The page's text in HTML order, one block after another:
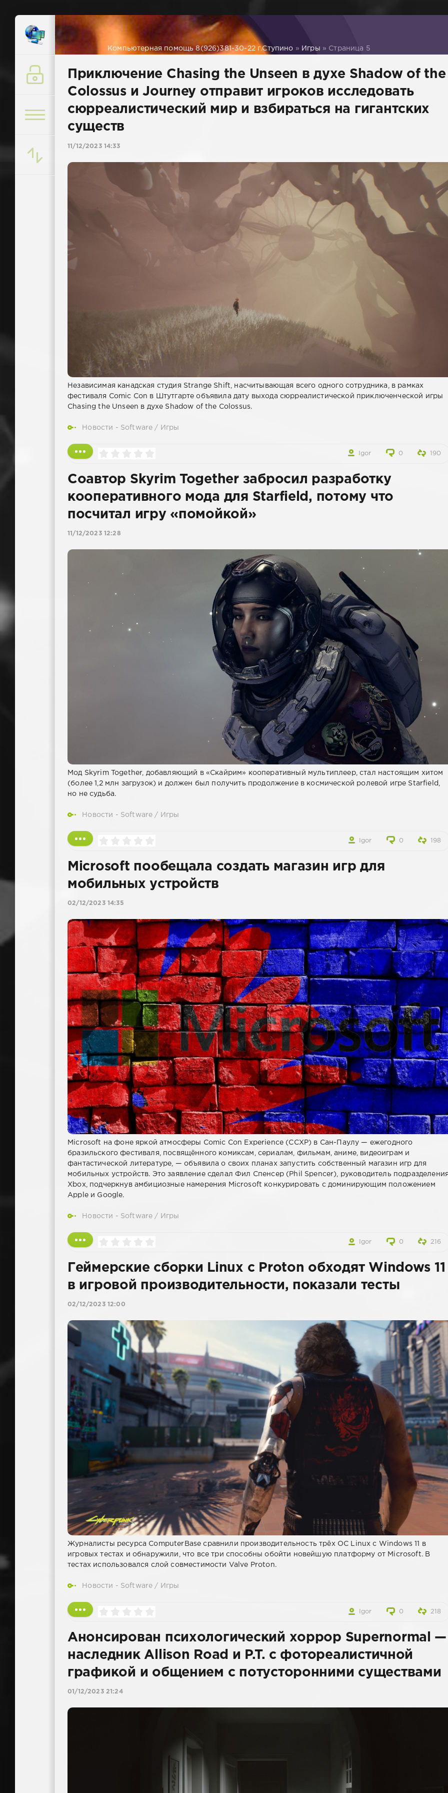
Компьютерная помощь 8(926)381-30-22 г.Ступино » Игры » Страница 5
Приключение Chasing the Unseen в духе Shadow of the
Colossus и Journey отправит игроков исследовать
сюрреалистический мир и взбираться на гигантских
существ
11/12/2023 14:33
Независимая канадская студия Strange Shift, насчитывающая всего одного сотрудника, в рамках
фестиваля Comic Con в Штутгарте объявила дату выхода сюрреалистической приключенческой игры
Chasing the Unseen в духе Shadow of the Colossus.
Новости - Software / Игры
Igor 0 190
Соавтор Skyrim Together забросил разработку
кооперативного мода для Starfield, потому что
посчитал игру «помойкой»
11/12/2023 12:28
Мод Skyrim Together, добавляющий в «Скайрим» кооперативный мультиплеер, стал настоящим хитом
(более 1,2 млн загрузок) и должен был получить продолжение в космической ролевой игре Starfield,
но не судьба.
Новости - Software / Игры
Igor 0 198
Microsoft пообещала создать магазин игр для
мобильных устройств
02/12/2023 14:35
Microsoft на фоне яркой атмосферы Comic Con Experience (CCXP) в Сан-Паулу — ежегодного
бразильского фестиваля, посвящённого комиксам, сериалам, фильмам, аниме, видеоиграм и
фантастической литературе, — объявила о своих планах запустить собственный магазин игр для
мобильных устройств. Это заявление сделал Фил Спенсер (Phil Spencer), руководитель
Xbox, подчеркнув амбициозные намерения Microsoft конкурировать с доминирующим положением
Apple и Google.
Новости - Software / Игры
Igor 0 216
Геймерские сборки Linux c Proton обходят Windows 11
в игровой производительности, показали тесты
02/12/2023 12:00
Журналисты ресурса ComputerBase сравнили производительность трёх ОС Linux с Windows 11 в
игровых тестах и обнаружили, что все три способны обойти новейшую платформу от Microsoft. В
тестах использовался слой совместимости Valve Proton.
Новости - Software / Игры
Igor 0 218
Анонсирован психологический хоррор Supernormal —
наследник Allison Road и P.T. с фотореалистичной
графикой и общением с потусторонними существами
01/12/2023 21:24